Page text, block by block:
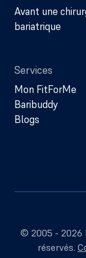
Avant une
bariatrique
Services
Mon FitForMe
Baribuddy
Blogs
© 2005 - 2026
réservés.